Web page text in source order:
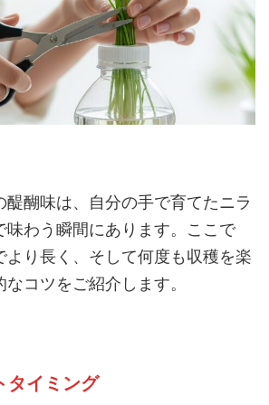
醍醐味は、自分の手で育てたニラ
味わう瞬間にあります。ここで
より長く、そして何度も収穫を楽
コツをご紹介します。
タイミング